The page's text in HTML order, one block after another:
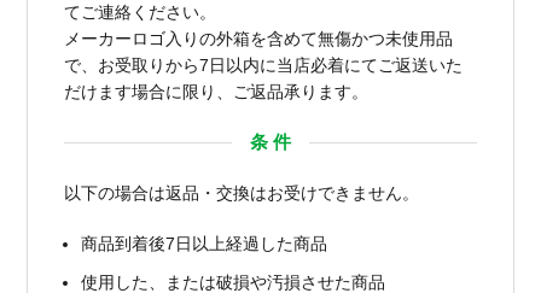
てご連絡ください。
メーカーロゴ入りの外箱を含めて無傷かつ未使用品
で、お受取りから7日以内に当店必着にてご返送いた
だけます場合に限り、ご返品承ります。
条 件
以下の場合は返品・交換はお受けできません。
商品到着後7日以上経過した商品
使用した、または破損や汚損させた商品